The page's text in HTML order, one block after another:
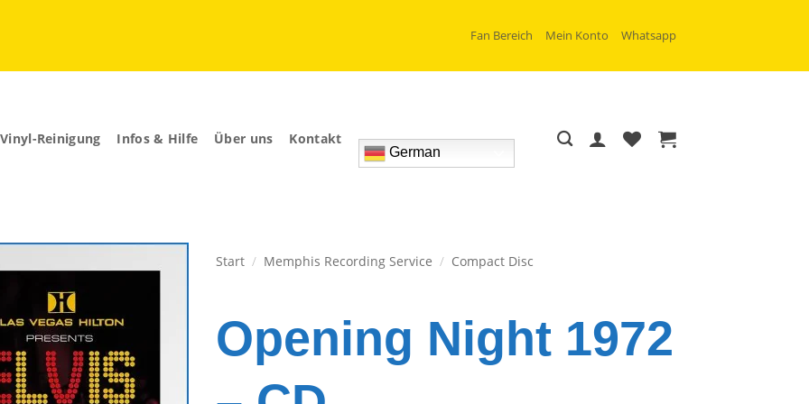
Fan Bereich Mein Konto Whatsapp
Vinyl-Reinigung Infos & Hilfe Über uns Kontakt
German
Wunschliste
Start / Memphis Recording Service / Compact Disc
Opening Night 1972